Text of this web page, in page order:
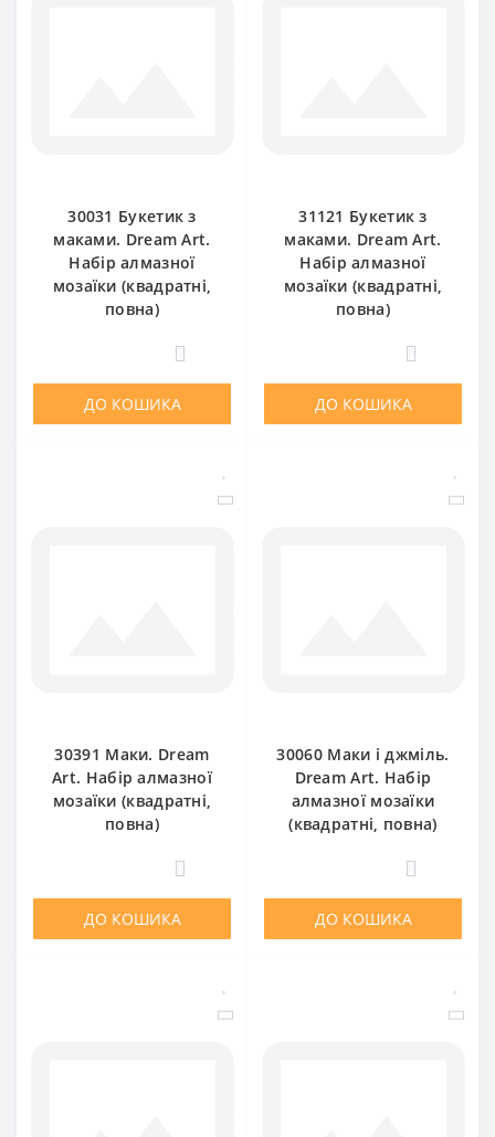
30031 Букетик з
маками. Dream Art.
Набір алмазної
мозаїки (квадратні,
повна)
0
ДО КОШИКА
31121 Букетик з
маками. Dream Art.
Набір алмазної
мозаїки (квадратні,
повна)
0
ДО КОШИКА
30391 Маки. Dream
Art. Набір алмазної
мозаїки (квадратні,
повна)
0
ДО КОШИКА
30060 Маки і джміль.
Dream Art. Набір
алмазної мозаїки
(квадратні, повна)
0
ДО КОШИКА